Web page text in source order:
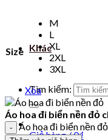
Khác
Tìm kiếm:
Giỏ hàng /0₫
Size
M
L
XL
2XL
3XL
Xóa
Áo hoa đi biển nền đỏ
Áo hoa đi biển nền